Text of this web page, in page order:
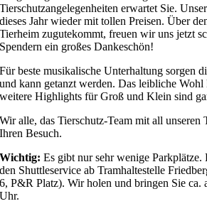
Tierschutzangelegenheiten erwartet Sie.
dieses Jahr wieder mit tollen Preisen. Über
Tierheim zugutekommt, freuen wir uns jetzt
Spendern ein großes Dankeschön!
Für beste musikalische Unterhaltung sorgen
und kann getanzt werden. Das leibliche
weitere Highlights für Groß und Klein sind
Wir alle, das Tierschutz-Team mit all unseren
Ihren Besuch.
Wichtig: Es gibt nur sehr wenige Parkplätze.
den Shuttleservice ab Tramhaltestelle
6, P&R Platz). Wir holen und bringen Sie ca.
Uhr.